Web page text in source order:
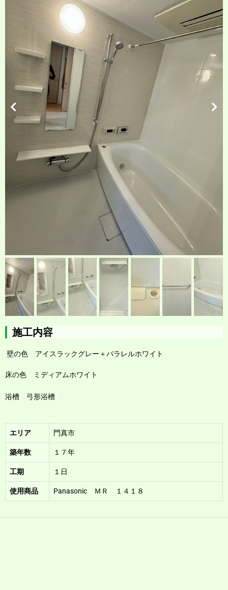
施工内容
壁の色 アイスラックグレー＋パラレルホワイト
床の色 ミディアムホワイト
浴槽 弓形浴槽
エリア 門真市
築年数 １７年
工期 １日
使用商品 Panasonic ＭＲ １４１８